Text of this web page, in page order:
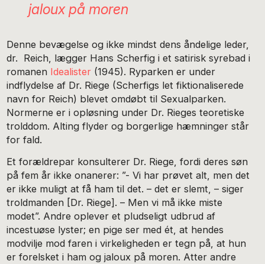
jaloux på moren
Denne bevægelse og ikke mindst dens åndelige leder,
dr. Reich, lægger Hans Scherfig i et satirisk syrebad i
romanen Idealister (1945). Ryparken er under
indflydelse af Dr. Riege (Scherfigs let fiktionaliserede
navn for Reich) blevet omdøbt til Sexualparken.
Normerne er i opløsning under Dr. Rieges teoretiske
trolddom. Alting flyder og borgerlige hæmninger står
for fald.
Et forældrepar konsulterer Dr. Riege, fordi deres søn
på fem år ikke onanerer: ”- Vi har prøvet alt, men det
er ikke muligt at få ham til det. – det er slemt, – siger
troldmanden [Dr. Riege]. – Men vi må ikke miste
modet”. Andre oplever et pludseligt udbrud af
incestuøse lyster; en pige ser med ét, at hendes
modvilje mod faren i virkeligheden er tegn på, at hun
er forelsket i ham og jaloux på moren. Atter andre